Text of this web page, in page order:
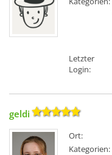
Letzter
Login:
geldi
Ort:
Kategorien: